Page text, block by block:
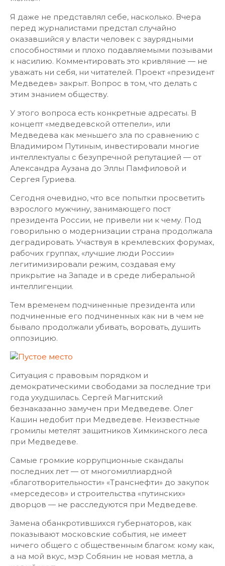
Я даже не представлял себе, насколько. Вчера
перед журналистами предстал случайно
оказавшийся у власти человек с заурядными
способностями и плохо подавляемыми позывами
к насилию. Комментировать это кривляние — не
уважать ни себя, ни читателей. Проект «президент
Медведев» закрыт. Вопрос в том, что делать с
этим знанием обществу.
У этого вопроса есть конкретные адресаты. В
концепт «медведевской оттепели», или
Медведева как меньшего зла по сравнению с
Владимиром Путиным, инвестировали многие
интеллектуалы с безупречной репутацией — от
Александра Аузана до Эллы Памфиловой и
Сергея Гуриева.
Сегодня очевидно, что все попытки просветить
взрослого мужчину, занимающего пост
президента России, не привели ни к чему. Под
говорильню о модернизации страна продолжала
деградировать. Участвуя в кремлевских форумах,
рабочих группах, «лучшие люди России»
легитимизировали режим, создавая ему
прикрытие на Западе и в среде либеральной
интеллигенции.
Тем временем подчиненные президента или
подчиненные его подчиненных как ни в чем не
бывало продолжали убивать, воровать, душить
оппозицию.
Ситуация с правовым порядком и
демократическими свободами за последние три
года ухудшилась. Сергей Магнитский
безнаказанно замучен при Медведеве. Олег
Кашин недобит при Медведеве. Неизвестные
громилы метелят защитников Химкинского леса
при Медведеве.
Самые громкие коррупционные скандалы
последних лет — от многомиллиардной
«благотворительности» «Транснефти» до закупок
«мерседесов» и строительства «путинских»
дворцов — не расследуются при Медведеве.
Замена обанкротившихся губернаторов, как
показывают московские события, не имеет
ничего общего с общественным благом: кому как,
а на мой вкус, мэр Собянин не новая метла, а